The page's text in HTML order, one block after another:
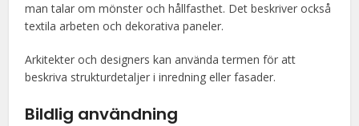
man talar om mönster och hållfasthet. Det beskriver också
textila arbeten och dekorativa paneler.
Arkitekter och designers kan använda termen för att
beskriva strukturdetaljer i inredning eller fasader.
Bildlig användning